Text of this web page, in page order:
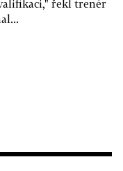
řekl trenér